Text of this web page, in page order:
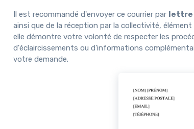
Il est recommandé d'envoyer ce courrier par lettre
ainsi que de la réception par la collectivité,
elle démontre votre volonté de respecter les
d'éclaircissements ou d'informations
votre demande.